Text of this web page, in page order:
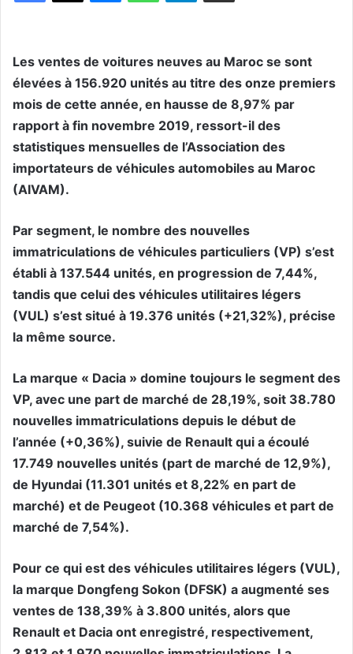
Les ventes de voitures neuves au Maroc se sont
élevées à 156.920 unités au titre des onze premiers
mois de cette année, en hausse de 8,97% par
rapport à fin novembre 2019, ressort-il des
statistiques mensuelles de l’Association des
importateurs de véhicules automobiles au Maroc
(AIVAM).
Par segment, le nombre des nouvelles
immatriculations de véhicules particuliers (VP) s’est
établi à 137.544 unités, en progression de 7,44%,
tandis que celui des véhicules utilitaires légers
(VUL) s’est situé à 19.376 unités (+21,32%), précise
la même source.
La marque « Dacia » domine toujours le segment des
VP, avec une part de marché de 28,19%, soit 38.780
nouvelles immatriculations depuis le début de
l’année (+0,36%), suivie de Renault qui a écoulé
17.749 nouvelles unités (part de marché de 12,9%),
de Hyundai (11.301 unités et 8,22% en part de
marché) et de Peugeot (10.368 véhicules et part de
marché de 7,54%).
Pour ce qui est des véhicules utilitaires légers (VUL),
la marque Dongfeng Sokon (DFSK) a augmenté ses
ventes de 138,39% à 3.800 unités, alors que
Renault et Dacia ont enregistré, respectivement,